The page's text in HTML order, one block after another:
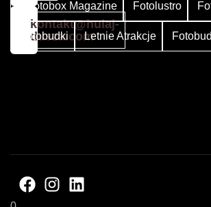
kontakt@hulaj-
dusza.com
Photobox Magazine Fotolustro
Fotobudki Letnie Atrakcje